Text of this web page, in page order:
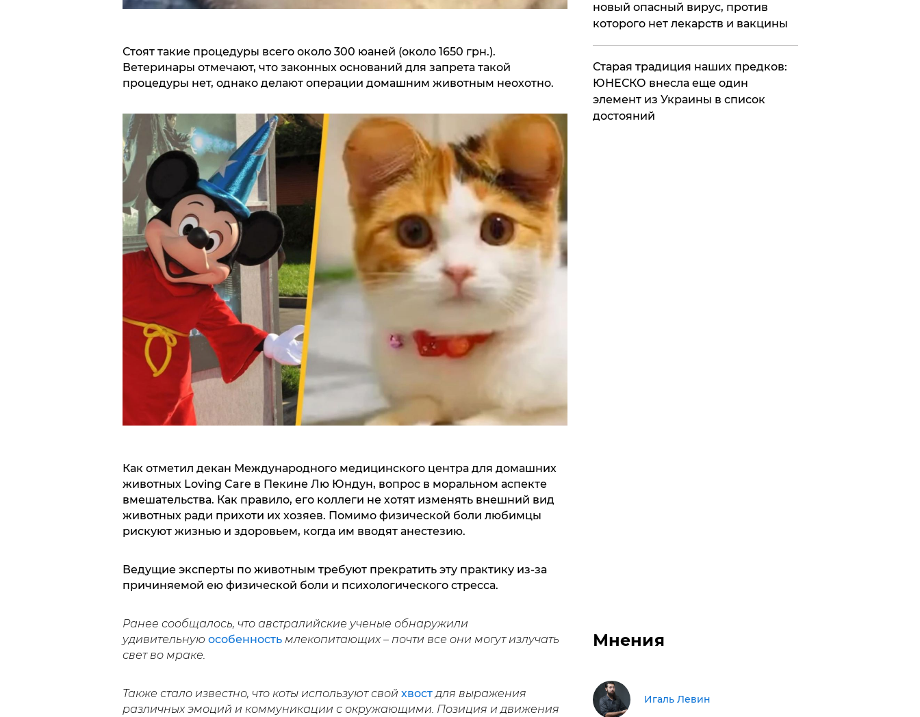
Стоят такие процедуры всего около 300 юаней (около 1650 грн.).
Ветеринары отмечают, что законных оснований для запрета такой
процедуры нет, однако делают операции домашним животным неохотно.
Как отметил декан Международного медицинского центра для домашних
животных Loving Care в Пекине Лю Юндун, вопрос в моральном аспекте
вмешательства. Как правило, его коллеги не хотят изменять внешний вид
животных ради прихоти их хозяев. Помимо физической боли любимцы
рискуют жизнью и здоровьем, когда им вводят анестезию.
Ведущие эксперты по животным требуют прекратить эту практику из-за
причиняемой ею физической боли и психологического стресса.
Ранее сообщалось, что австралийские ученые обнаружили
удивительную особенность млекопитающих – почти все они могут излучать
свет во мраке.
Также стало известно, что коты используют свой хвостдля выражения
различных эмоций и коммуникации с окружающими. Позиция и движения
новый опасный вирус, против
которого нет лекарств и вакцины
​Старая традиция наших предков:
ЮНЕСКО внесла еще один
элемент из Украины в список
достояний
Мнения
Игаль Левин